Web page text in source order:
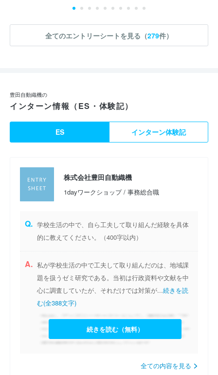
全てのエントリーシートを見る（279件）
豊田自動織機の
インターン情報（ES・体験記）
ES インターン体験記
株式会社豊田自動織機
1dayワークショップ / 事務総合職
Q. 学校生活の中で、自ら工夫して取り組んだ経験を具体
的に教えてください。（400字以内）
A. 私が学校生活の中で工夫して取り組んだのは、地域課
題を扱うゼミ研究である。当初は行政資料や文献を中
心に調査していたが、それだけでは対策が...続きを読
む(全388文字)
続きを読む（無料）
全ての内容を見る